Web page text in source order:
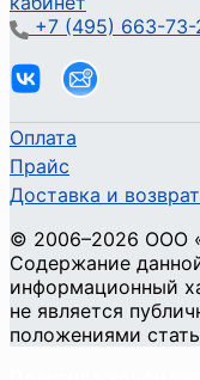
+7 (495) 663-73-
Оплата
Прайс
Доставка и возврат
© 2006–2026 ООО
Содержание
информационный
не является
положениями